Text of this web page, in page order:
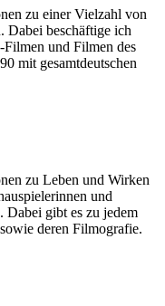
zu einer Vielzahl von
Dabei beschäftige ich
und Filmen des
mit gesamtdeutschen
zu Leben und Wirken
und
Dabei gibt es zu jedem
deren Filmografie.